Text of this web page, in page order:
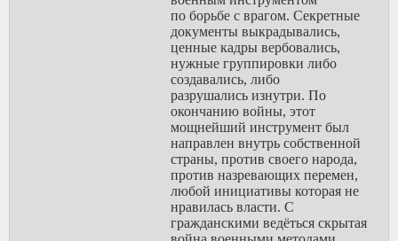
по борьбе с врагом. Секретные
документы выкрадывались,
ценные кадры вербовались,
нужные группировки либо
создавались, либо
разрушались изнутри. По
окончанию войны, этот
мощнейший инструмент был
направлен внутрь собственной
страны, против своего народа,
против назревающих перемен,
любой инициативы которая не
нравилась власти. С
гражданскими ведёться скрытая